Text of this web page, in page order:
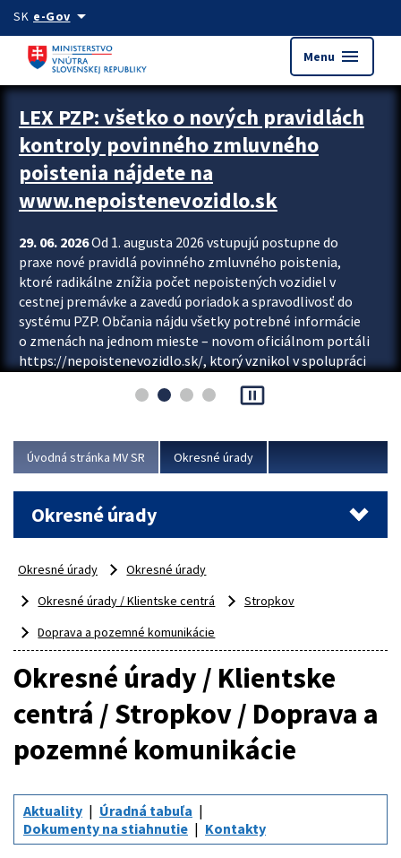
Preskocit na hlavný obsah
SK e-Govarrow_drop_down
Menu menu
Zastavit automatický posun upútavok
LEX PZP: všetko o nových pravidlách
kontroly povinného zmluvného
poistenia nájdete na
www.nepoistenevozidlo.sk
29. 06. 2026Od 1. augusta 2026 vstupujú postupne do
praxe nové pravidlá povinného zmluvného poistenia,
ktoré radikálne znížia počet nepoistených vozidiel v
cestnej premávke a zavedú poriadok a spravodlivosť do
systému PZP. Občania nájdu všetky potrebné informácie
o zmenách na jednom mieste – novom oficiálnom portáli
https://nepoistenevozidlo.sk/, ktorý vznikol v spolupráci
asociácie poisťovní (SLASPO) a Ministerstva vnútra SR.
Viac
pause_presentation
Úvodná stránka MV SR Okresné úrady
Okresné úrady
Okresné úrady
Okresné úrady
Okresné úrady / Klientske centrá
Stropkov
Doprava a pozemné komunikácie
Okresné úrady / Klientske
centrá / Stropkov / Doprava a
pozemné komunikácie
Aktuality
Úradná tabuľa
Dokumenty na stiahnutie
Kontakty